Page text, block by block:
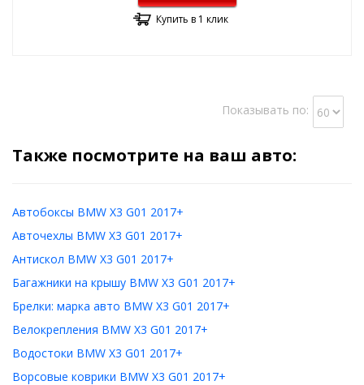
Купить в 1 клик
Показывать по:
Также посмотрите на ваш авто:
Автобоксы BMW X3 G01 2017+
Авточехлы BMW X3 G01 2017+
Антискол BMW X3 G01 2017+
Багажники на крышу BMW X3 G01 2017+
Брелки: марка авто BMW X3 G01 2017+
Велокрепления BMW X3 G01 2017+
Водостоки BMW X3 G01 2017+
Ворсовые коврики BMW X3 G01 2017+